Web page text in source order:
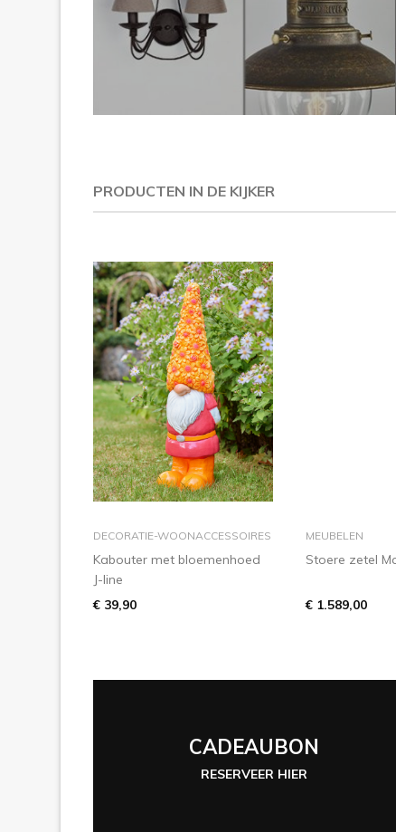
PRODUCTEN IN DE KIJKER
in winkelmandje
DECORATIE-WOONACCESSOIRES
Kabouter met bloemenhoed
J-line
€ 39,90
in
MEUBELEN
Stoere zetel
€ 1.589,00
CADEAUBON
RESERVEER HIER